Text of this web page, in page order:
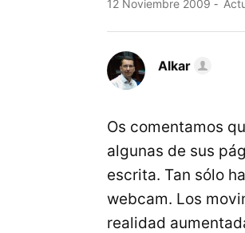
12 Noviembre 2009
Alkar
Os comentamos
algunas de sus
escrita. Tan sólo
webcam. Los
realidad